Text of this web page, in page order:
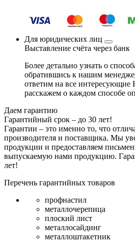
Для юридических лиц
Выставление счёта через банк
Более детально узнать о
обратившись к нашим
ответим на все интересующие
расскажем о каждом способе
Даем гарантию
Гарантийный срок – до 30 лет!
Гарантии – это именно то, что
производителя и поставщика. Мы
продукции и предоставляем
выпускаемую нами продукцию.
лет!
Перечень гарантийных товаров
профнастил
металлочерепица
плоский лист
металлосайдинг
металлоштакетник